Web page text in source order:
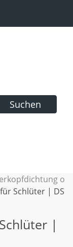
Suchen
o
Schlüter | DS
|